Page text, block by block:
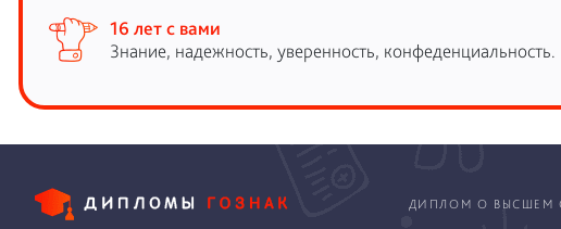
16 лет с вами
Знание, надежность, уверенность, конфеденциальность.
ДИПЛОМ О ВЫСШЕМ